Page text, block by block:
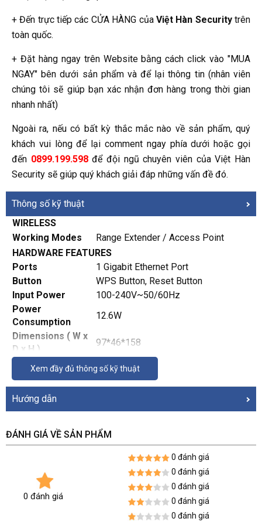
+ Đến trực tiếp các CỬA HÀNG của Việt Hàn Securitytrên
toàn quốc.
+ Đặt hàng ngay trên Website bằng cách click vào "MUA
NGAY" bên dưới sản phẩm và để lại thông tin (nhân viên
chúng tôi sẽ giúp bạn xác nhận đơn hàng trong thời gian
nhanh nhất)
Ngoài ra, nếu có bất kỳ thắc mắc nào về sản phẩm, quý
khách vui lòng để lại comment ngay phía dưới hoặc gọi
đến 0899.199.598 để đội ngũ chuyên viên của Việt Hàn
Security sẽ giúp quý khách giải đáp những vấn đề đó.
Thông số kỹ thuật
WIRELESS
Working Modes
Range Extender / Access Point
HARDWARE FEATURES
Ports
1 Gigabit Ethernet Port
Button
WPS Button, Reset Button
Input Power
100-240V~50/60Hz
Power
Consumption
12.6W
Dimensions ( W x
D x H )
97*46*158
Antenna
2 External Antennas
WIRELESS FEATURES
Wireless
Standards
Signal Rate
574 Mbps at 2.4GHz, 2402 Mbps at
5GHz
Range Extender / Access Point
11a 6Mbps:-97dBm
11a 54Mbps:-78dBm
11ax HE20 MCS0: -97dBm
Xem đầy đủ thông số kỹ thuật
Hướng dẫn
ĐÁNH GIÁ VỀ SẢN PHẨM
0 đánh giá
0 đánh giá
0 đánh giá
0 đánh giá
0 đánh giá
0 đánh giá